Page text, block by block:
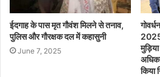
ईदगाह के पास मृत गौवंश मिलने से तनाव,
पुलिस और गौरक्षक दल में कहासुनी
June 7, 2025
2025
किया